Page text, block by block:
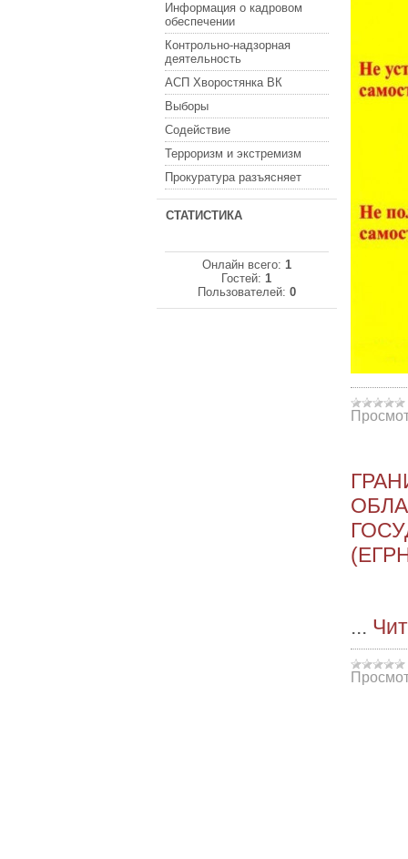
Информация о кадровом
обеспечении
Контрольно-надзорная
деятельность
АСП Хворостянка ВК
Выборы
Содействие
Терроризм и экстремизм
Прокуратура разъясняет
СТАТИСТИКА
Онлайн всего: 1
Гостей:1
Пользователей: 0
...